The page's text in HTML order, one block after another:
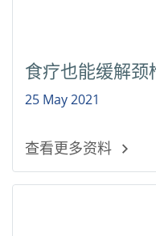
食疗也能缓解颈
25 May 2021
查看更多资料